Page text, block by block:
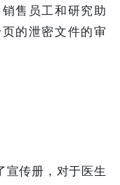
售员工和研究助
的泄密文件的审
宣传册，对于医生